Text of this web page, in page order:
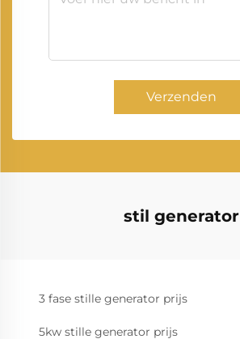
Verzenden
stil generator
3 fase stille generator prijs
5kw stille generator prijs